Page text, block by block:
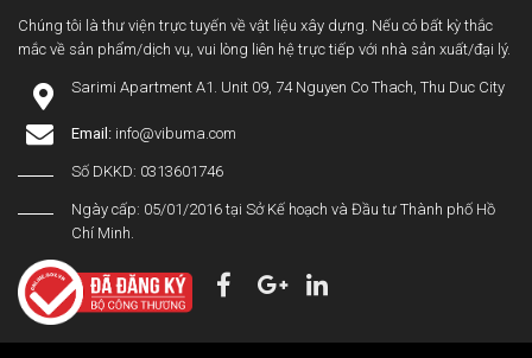
Chúng tôi là thư viện trực tuyến về vật liệu xây dựng. Nếu có bất kỳ thắc
mắc về sản phẩm/dịch vụ, vui lòng liên hệ trực tiếp với nhà sản xuất/đại lý.
Sarimi Apartment A1. Unit 09, 74 Nguyen Co Thach, Thu Duc City
Email: info@vibuma.com
Số DKKD: 0313601746
Ngày cấp: 05/01/2016 tại Sở Kế hoạch và Đầu tư Thành phố Hồ
Chí Minh.